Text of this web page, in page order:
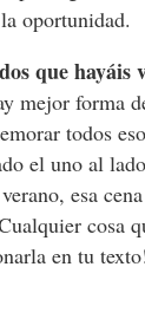
oportunidad.
que hayáis
mejor forma
todos
el uno al
esa
cosa
en tu